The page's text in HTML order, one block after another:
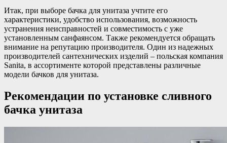
Итак, при выборе бачка для унитаза учтите его
характеристики, удобство использования, возможность
устранения неисправностей и совместимость с уже
установленным санфаянсом. Также рекомендуется обращать
внимание на репутацию производителя. Один из надежных
производителей сантехнических изделий – польская компания
Sanita, в ассортименте которой представлены различные
модели бачков для унитаза.
Рекомендации по установке сливного
бачка унитаза